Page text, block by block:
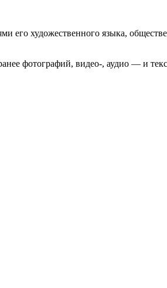
его художественного языка,
фотографий, видео-, аудио — и